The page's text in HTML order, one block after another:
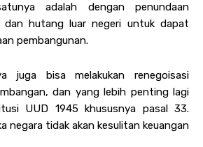
adalah dengan penundaan
dan hutang luar negeri untuk dapat
pembangunan.
juga bisa melakukan renegoisasi
dan yang lebih penting lagi
UUD 1945 khususnya pasal 33.
negara tidak akan kesulitan keuangan